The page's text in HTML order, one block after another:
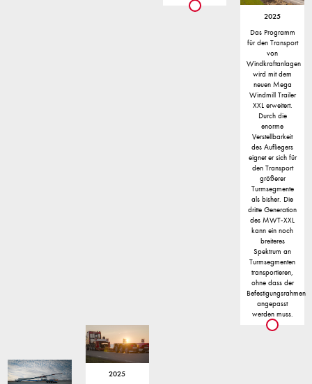
2025
Das Programm
für den Transport
von
Windkraftanlagen
wird mit dem
neuen Mega
Windmill Trailer
XXL erweitert.
Durch die
enorme
Verstellbarkeit
des Aufliegers
eignet er sich für
den Transport
größerer
Turmsegmente
als bisher. Die
dritte Generation
des MWT-XXL
kann ein noch
breiteres
Spektrum an
Turmsegmenten
transportieren,
ohne dass der
Befestigungsrahmen
angepasst
werden muss.
2025